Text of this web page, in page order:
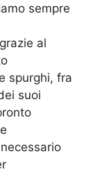
sempre
al
spurghi, fra
suoi